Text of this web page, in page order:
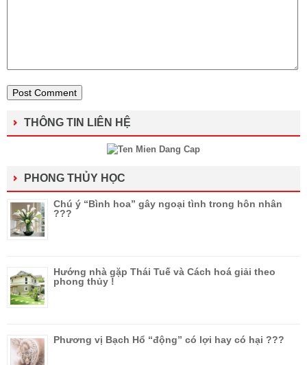
THÔNG TIN LIÊN HỆ
PHONG THỦY HỌC
Chú ý “Bình hoa” gây ngoại tình trong hôn nhân
???
Hướng nhà gặp Thái Tuế và Cách hoá giải theo
phong thủy !
Phương vị Bạch Hổ “động” có lợi hay có hại ???